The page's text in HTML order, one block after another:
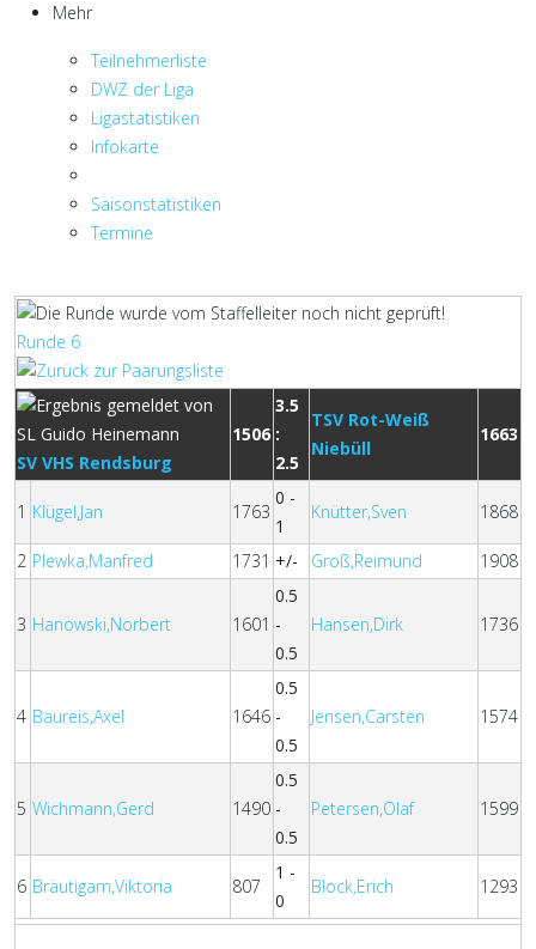
Mehr
Teilnehmerliste
DWZ der Liga
Ligastatistiken
Infokarte
Saisonstatistiken
Termine
Runde 6
SV VHS Rendsburg
1506
3.5
:
2.5
TSV Rot-Weiß
Niebüll
1663
1 Klügel,Jan 1763
0 -
1
Knütter,Sven 1868
2 Plewka,Manfred 1731 +/- Groß,Reimund 1908
3 Hanowski,Norbert 1601
0.5
-
0.5
Hansen,Dirk 1736
4 Baureis,Axel 1646
0.5
-
0.5
Jensen,Carsten 1574
5 Wichmann,Gerd 1490
0.5
-
0.5
Petersen,Olaf 1599
6 Bräutigam,Viktoria 807
1 -
0
Block,Erich 1293